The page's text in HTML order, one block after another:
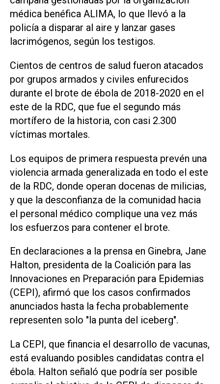
médica benéfica ALIMA, lo que llevó a la
policía a disparar al aire y lanzar gases
lacrimógenos, según los testigos.
Cientos de centros de salud fueron atacados
por grupos armados y civiles enfurecidos
durante el brote de ébola de 2018-2020 en el
este de la RDC, que fue el segundo más
mortífero de la historia, con casi 2.300
víctimas mortales.
Los equipos de primera respuesta prevén una
violencia ⁠armada generalizada en todo el este
de la RDC, donde operan docenas de milicias,
y que la desconfianza de la comunidad hacia
el personal médico complique una vez más
los esfuerzos para contener el brote.
En declaraciones a la prensa en Ginebra, Jane
Halton, presidenta de la Coalición para las
Innovaciones en Preparación para Epidemias
(CEPI), afirmó que los casos confirmados
anunciados hasta la fecha probablemente
representen solo "la punta del iceberg".
La CEPI, que financia el desarrollo de vacunas,
está evaluando posibles candidatas contra el
ébola. Halton señaló que podría ser posible